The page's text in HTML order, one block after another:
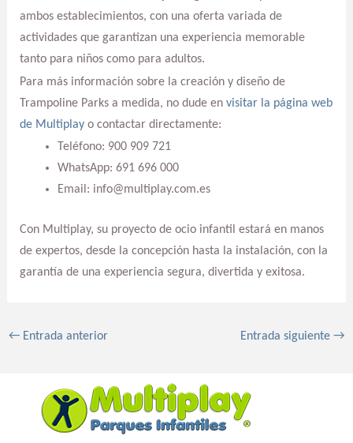
ambos establecimientos, con una oferta variada de
actividades que garantizan una experiencia memorable
tanto para niños como para adultos.
Para más información sobre la creación y diseño de
Trampoline Parks a medida, no dude en visitar la página web
de Multiplayo contactar directamente:
Teléfono: 900 909 721
WhatsApp: 691 696 000
Email: info@multiplay.com.es
Con Multiplay, su proyecto de ocio infantil estará en manos
de expertos, desde la concepción hasta la instalación, con la
garantía de una experiencia segura, divertida y exitosa.
←Entrada anterior Entrada siguiente→